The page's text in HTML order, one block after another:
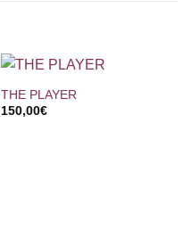
THE PLAYER
150,00€